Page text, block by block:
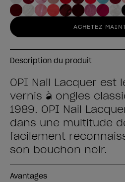
ACHETEZ
Description du produit
OPI Nail Lacquer est
vernis à ongles
1989. OPI Nail
dans une multitude
facilement
son bouchon noir.
Avantages